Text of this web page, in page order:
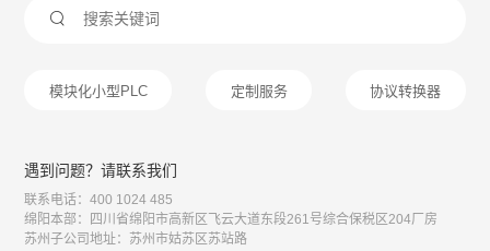

模块化小型PLC 定制服务 协议转换器
遇到问题？请联系我们
联系电话：400 1024 485
绵阳本部：四川省绵阳市高新区飞云大道东段261号综合保税区204厂房
苏州子公司地址：苏州市姑苏区苏站路